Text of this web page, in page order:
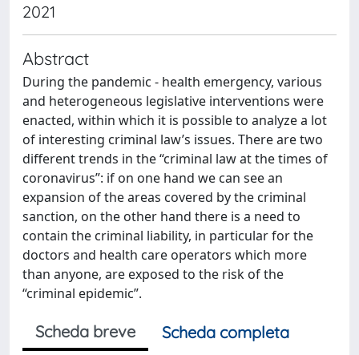
2021
Abstract
During the pandemic - health emergency, various
and heterogeneous legislative interventions were
enacted, within which it is possible to analyze a lot
of interesting criminal law’s issues. There are two
different trends in the “criminal law at the times of
coronavirus”: if on one hand we can see an
expansion of the areas covered by the criminal
sanction, on the other hand there is a need to
contain the criminal liability, in particular for the
doctors and health care operators which more
than anyone, are exposed to the risk of the
“criminal epidemic”.
Scheda breve
Scheda completa